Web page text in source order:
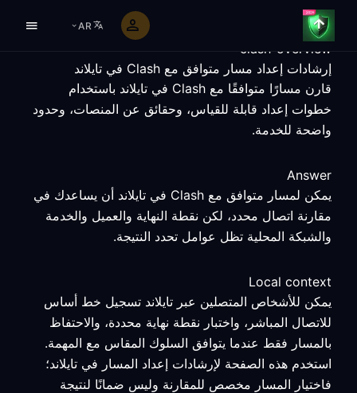
AR
clash-overview
إرشادات إعداد مسار متوافق مع Clash في تايلاند
قارن مسارًا متوافقًا مع Clash في تايلاند باستخدام
خطوات إعداد قابلة للقياس، وحقائق عن المنصات، وحدود
واضحة للخدمة.
Answer
يمكن لمسار متوافق مع Clash في تايلاند أن يساعدك في
مقارنة اتصال محدد، لكن نقطة النهاية والعميل والخدمة
والشبكة المحلية تظل عوامل تحدد النتيجة.
Local context
يمكن للأشخاص المتصلين عبر تايلاند تسجيل خط أساس
للاتصال المباشر، واختبار نقطة نهاية محددة، والاحتفاظ
بالمسار فقط عندما يتوافق السلوك المقاس مع المهمة.
استخدم هذه الصفحة لإرشادات إعداد المسار في تايلاند؛
فاختيار المسار مخصص للمقارنة وليس ضمانًا لنتيجة